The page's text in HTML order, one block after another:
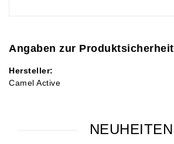
Angaben zur Produktsicherheit
Hersteller:
Camel Active
NEUHEITEN